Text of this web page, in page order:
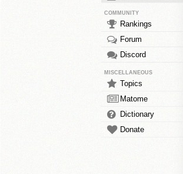
COMMUNITY
Rankings
Forum
Discord
MISCELLANEOUS
Topics
Matome
Dictionary
Donate